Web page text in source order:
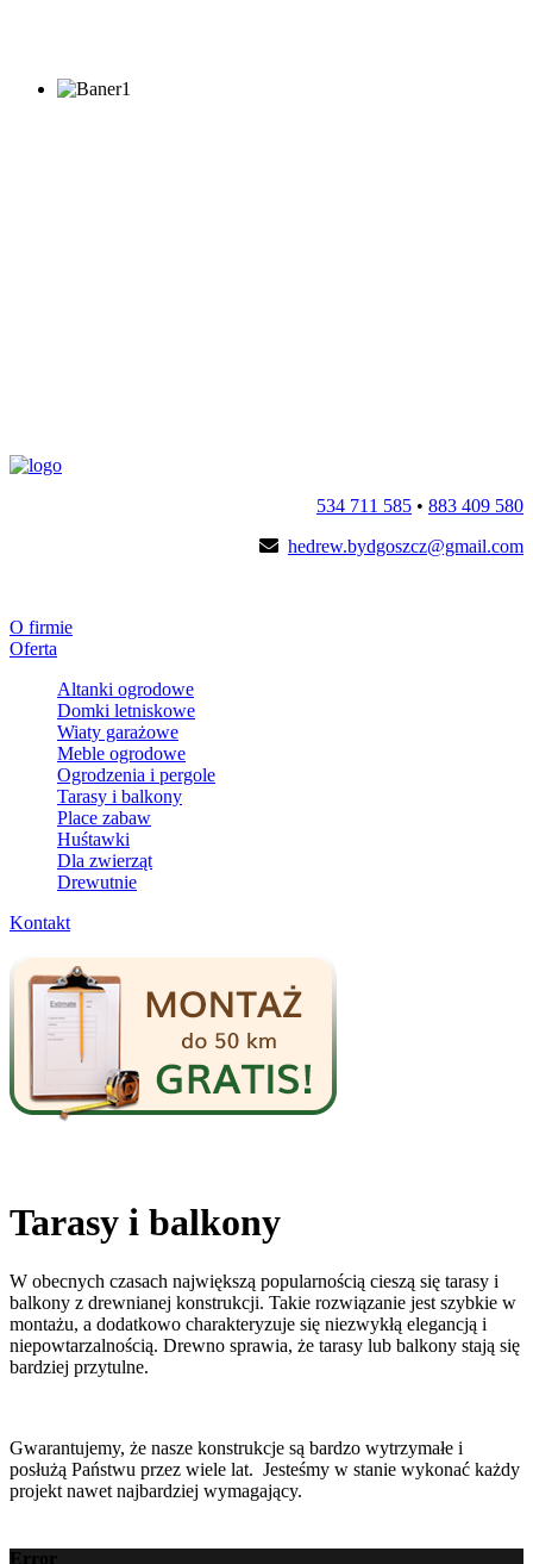
534 711 585 • 883 409 580
hedrew.bydgoszcz@gmail.com
O firmie
Oferta
Altanki ogrodowe
Domki letniskowe
Wiaty garażowe
Meble ogrodowe
Ogrodzenia i pergole
Tarasy i balkony
Place zabaw
Huśtawki
Dla zwierząt
Drewutnie
Kontakt
Tarasy i balkony
W obecnych czasach największą popularnością cieszą się tarasy i
balkony z drewnianej konstrukcji. Takie rozwiązanie jest szybkie w
montażu, a dodatkowo charakteryzuje się niezwykłą elegancją i
niepowtarzalnością. Drewno sprawia, że tarasy lub balkony stają się
bardziej przytulne.
Gwarantujemy, że nasze konstrukcje są bardzo wytrzymałe i
posłużą Państwu przez wiele lat. Jesteśmy w stanie wykonać każdy
projekt nawet najbardziej wymagający.
Error